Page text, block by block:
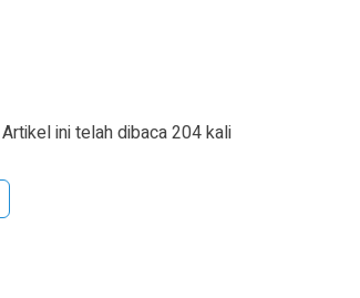
Artikel ini telah dibaca 204 kali